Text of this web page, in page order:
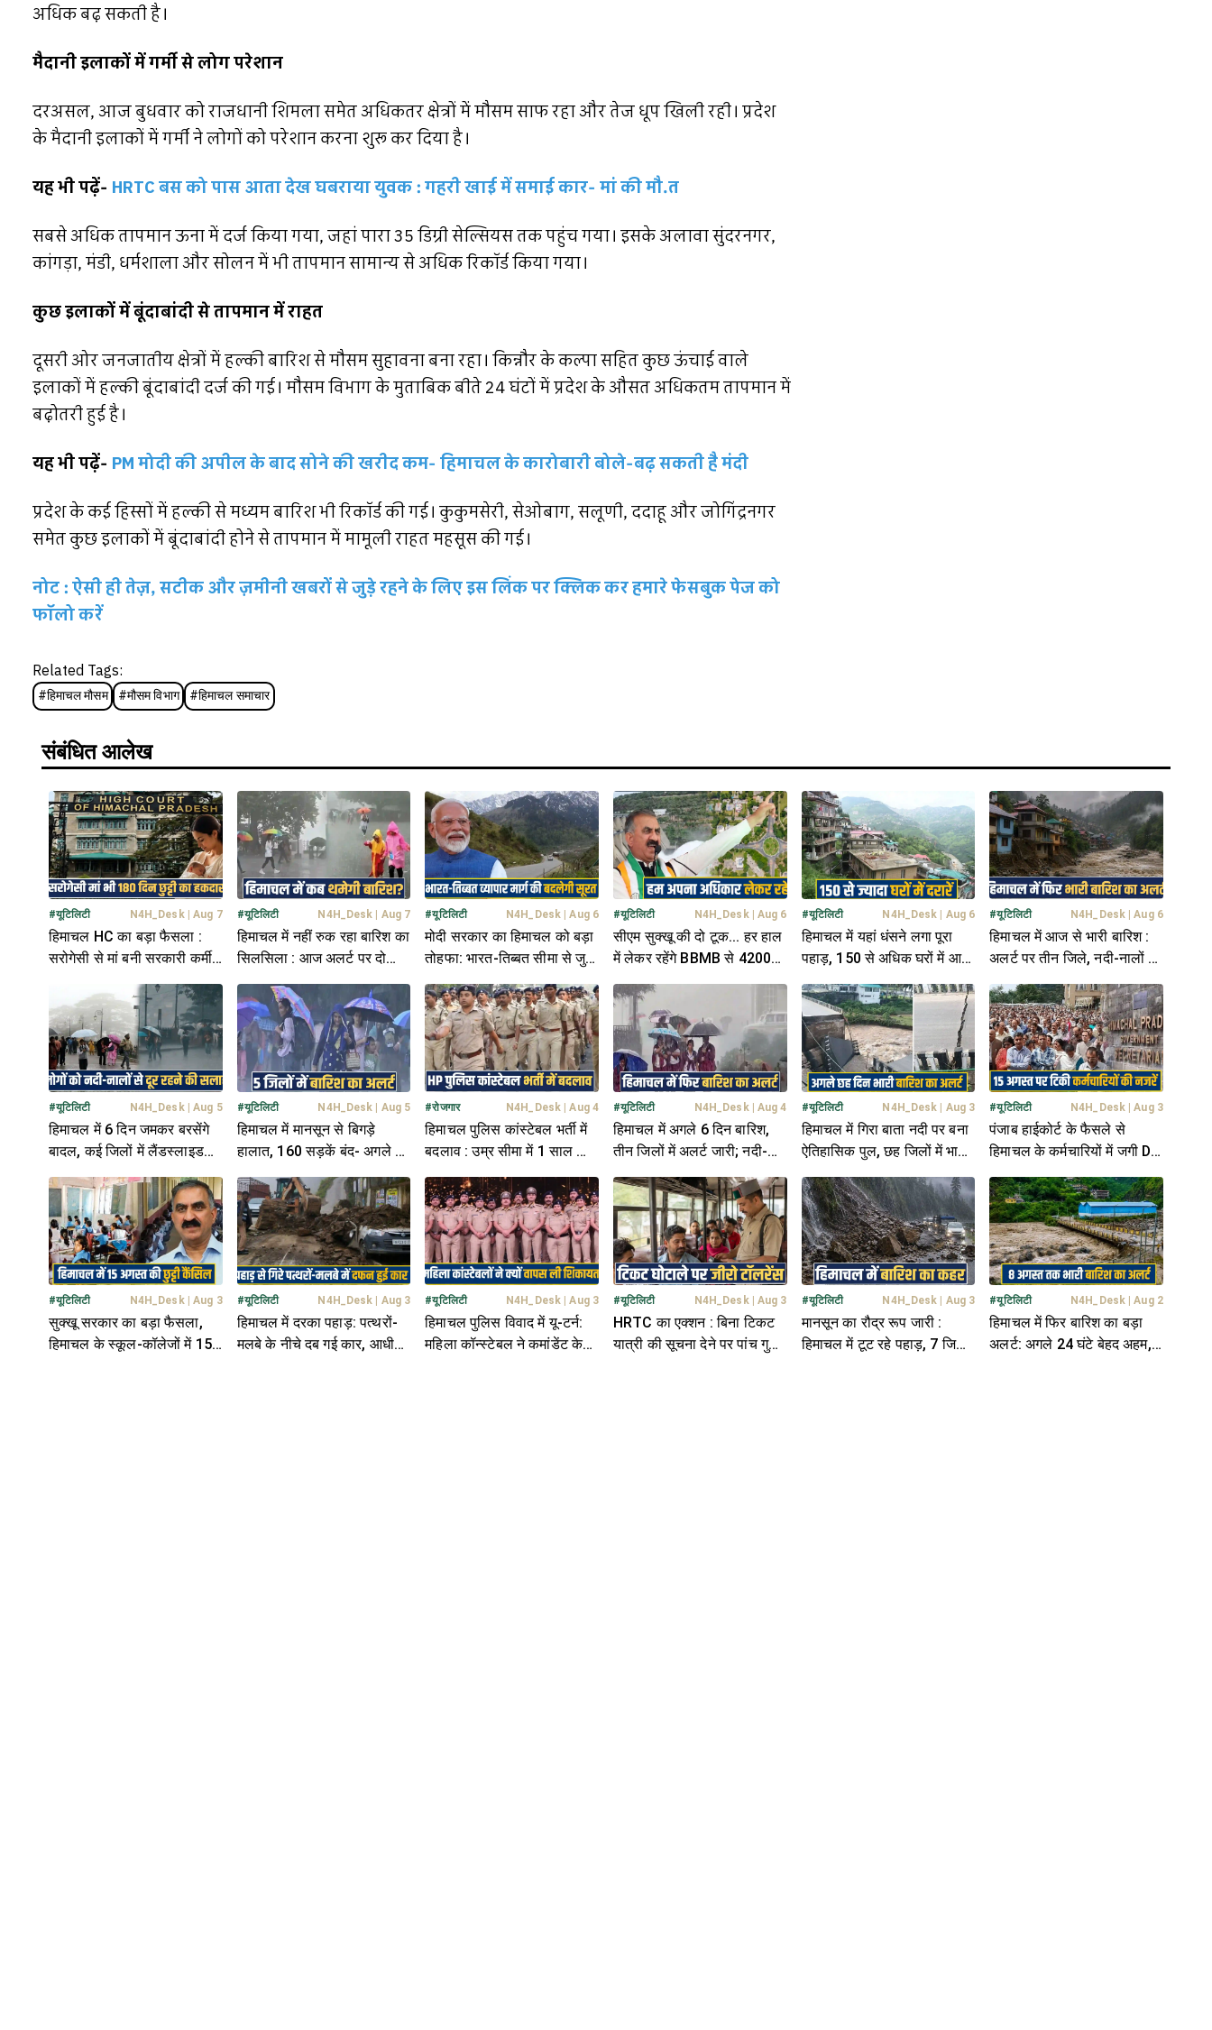
अधिक बढ़ सकती है।
मैदानी इलाकों में गर्मी से लोग परेशान
दरअसल, आज बुधवार को राजधानी शिमला समेत अधिकतर क्षेत्रों में मौसम साफ रहा और तेज धूप खिली रही। प्रदेश
के मैदानी इलाकों में गर्मी ने लोगों को परेशान करना शुरू कर दिया है।
यह भी पढ़ें- HRTC बस को पास आता देख घबराया युवक : गहरी खाई में समाई कार- मां की मौ.त
सबसे अधिक तापमान ऊना में दर्ज किया गया, जहां पारा 35 डिग्री सेल्सियस तक पहुंच गया। इसके अलावा सुंदरनगर,
कांगड़ा, मंडी, धर्मशाला और सोलन में भी तापमान सामान्य से अधिक रिकॉर्ड किया गया।
कुछ इलाकों में बूंदाबांदी से तापमान में राहत
दूसरी ओर जनजातीय क्षेत्रों में हल्की बारिश से मौसम सुहावना बना रहा। किन्नौर के कल्पा सहित कुछ ऊंचाई वाले
इलाकों में हल्की बूंदाबांदी दर्ज की गई। मौसम विभाग के मुताबिक बीते 24 घंटों में प्रदेश के औसत अधिकतम तापमान में
बढ़ोतरी हुई है।
यह भी पढ़ें- PM मोदी की अपील के बाद सोने की खरीद कम- हिमाचल के कारोबारी बोले-बढ़ सकती है मंदी
प्रदेश के कई हिस्सों में हल्की से मध्यम बारिश भी रिकॉर्ड की गई। कुकुमसेरी, सेओबाग, सलूणी, ददाहू और जोगिंद्रनगर
समेत कुछ इलाकों में बूंदाबांदी होने से तापमान में मामूली राहत महसूस की गई।
नोट : ऐसी ही तेज़, सटीक और ज़मीनी खबरों से जुड़े रहने के लिए इस लिंक पर क्लिक कर हमारे फेसबुक पेज को
फॉलो करें
Related Tags:
#हिमाचल मौसम #मौसम विभाग #हिमाचल समाचार
संबंधित आलेख
#यूटिलिटी N4H_Desk| Aug 7
हिमाचल HC का बड़ा फैसला :
सरोगेसी से मां बनी सरकारी कर्मी
को भी 180 दिन की छुट्टी का हक
#यूटिलिटी N4H_Desk | Aug 7
हिमाचल में नहीं रुक रहा बारिश का
सिलसिला : आज अलर्ट पर दो
जिले, जानें मौसम अपडेट
#यूटिलिटी N4H_Desk | Aug 6
मोदी सरकार का हिमाचल को बड़ा
तोहफा: भारत-तिब्बत सीमा से जुड़े
180 किमी NH की बदलेगी तस्वीर
#यूटिलिटी N4H_Desk| Aug 6
सीएम सुक्खू की दो टूक... हर हाल
में लेकर रहेंगे BBMB से 4200
करोड़ और चंडीगढ़ में अपना
हिस्सा
#यूटिलिटी N4H_Desk | Aug 6
हिमाचल में यहां धंसने लगा पूरा
पहाड़, 150 से अधिक घरों में आई
दरारें, डर के साये में ग्रामीण
#यूटिलिटी N4H_Desk | Aug 6
हिमाचल में आज से भारी बारिश :
अलर्ट पर तीन जिले, नदी-नालों के
पास बने घरों को खतरा
#यूटिलिटी N4H_Desk| Aug 5
हिमाचल में 6 दिन जमकर बरसेंगे
बादल, कई जिलों में लैंडस्लाइड
और फ्लैश फ्लड की चेतावनी
#यूटिलिटी N4H_Desk | Aug 5
हिमाचल में मानसून से बिगड़े
हालात, 160 सड़कें बंद- अगले 6
दिन भारी बारिश का अलर्ट
#रोजगार N4H_Desk | Aug 4
हिमाचल पुलिस कांस्टेबल भर्ती में
बदलाव : उम्र सीमा में 1 साल की
छूट, आवेदन की तिथि भी बढ़ी
#यूटिलिटी N4H_Desk| Aug 4
हिमाचल में अगले 6 दिन बारिश,
तीन जिलों में अलर्ट जारी; नदी-
नालों से रहे दूर
#यूटिलिटी N4H_Desk | Aug 3
हिमाचल में गिरा बाता नदी पर बना
ऐतिहासिक पुल, छह जिलों में भारी
बारिश का ऑरेंज अलर्ट जारी
#यूटिलिटी N4H_Desk | Aug 3
पंजाब हाईकोर्ट के फैसले से
हिमाचल के कर्मचारियों में जगी DA
की उम्मीद, 15 अगस्त का कर रहे
इतंजार
#यूटिलिटी N4H_Desk| Aug 3
सुक्खू सरकार का बड़ा फैसला,
हिमाचल के स्कूल-कॉलेजों में 15
#यूटिलिटी N4H_Desk | Aug 3
हिमाचल में दरका पहाड़: पत्थरों-
मलबे के नीचे दब गई कार, आधी
#यूटिलिटी N4H_Desk | Aug 3
हिमाचल पुलिस विवाद में यू-टर्न:
महिला कॉन्स्टेबल ने कमांडेंट के
#यूटिलिटी N4H_Desk| Aug 3
HRTC का एक्शन : बिना टिकट
यात्री की सूचना देने पर पांच गुना
#यूटिलिटी N4H_Desk | Aug 3
मानसून का रौद्र रूप जारी :
हिमाचल में टूट रहे पहाड़, 7 जिलों
#यूटिलिटी N4H_Desk | Aug 2
हिमाचल में फिर बारिश का बड़ा
अलर्ट: अगले 24 घंटे बेहद अहम,